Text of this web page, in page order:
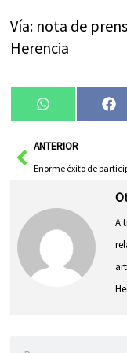
Vía: nota de
Herencia
Compartir
en
WhatsApp
AntANTERIOR
A